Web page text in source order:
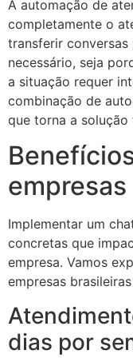
A automação de
completamente o
transferir conversas
necessário, seja
a situação requer
combinação de
que torna a
empresas
Implementar um
concretas que
empresa. Vamos
empresas
dias por